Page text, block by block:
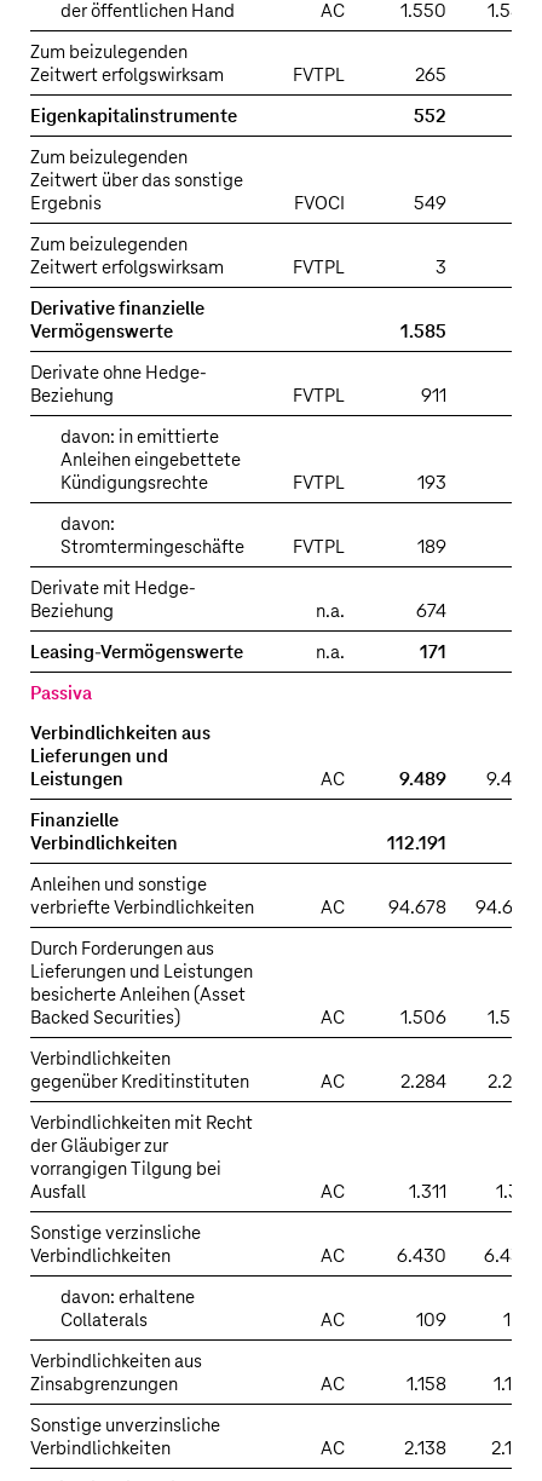
der öffentlichen Hand
AC 1.550
1.550
Zum beizulegenden
Zeitwert erfolgswirksam
FVTPL
265
Eigenkapitalinstrumente
552
Zum beizulegenden
Zeitwert über das sonstige
Ergebnis
FVOCI
549
Zum beizulegenden
Zeitwert erfolgswirksam
FVTPL
3
Derivative finanzielle
Vermögenswerte
1.585
Derivate ohne Hedge-
Beziehung
FVTPL
911
davon: in emittierte
Anleihen eingebettete
Kündigungsrechte
FVTPL
193
davon:
Stromtermingeschäfte
FVTPL
189
Derivate mit Hedge-
Beziehung
n.a.
674
Leasing-Vermögenswerte
n.a.
171
Passiva
Verbindlichkeiten aus
Lieferungen und
Leistungen
AC 9.489
9.489
Finanzielle
Verbindlichkeiten
112.191
Anleihen und sonstige
verbriefte Verbindlichkeiten
AC 94.678
94.678
Durch Forderungen aus
Lieferungen und Leistungen
besicherte Anleihen (Asset
Backed Securities)
AC 1.506
1.506
Verbindlichkeiten
gegenüber Kreditinstituten
AC 2.284
2.284
Verbindlichkeiten mit Recht
der Gläubiger zur
vorrangigen Tilgung bei
Ausfall
AC 1.311
1.311
Sonstige verzinsliche
Verbindlichkeiten
AC 6.430
6.430
davon: erhaltene
Collaterals
AC 109
109
Verbindlichkeiten aus
Zinsabgrenzungen
AC 1.158
1.158
Sonstige unverzinsliche
Verbindlichkeiten
AC 2.138
2.138